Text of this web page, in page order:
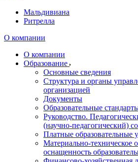
Мальдивиана
Ритрелла
О компании
О компании
Образование
Основные сведения
Структура и органы
организацией
Документы
Образовательные
Руководство.
(научно‑педагогический)
Платные образовательные
Материально-техническое
оснащенность